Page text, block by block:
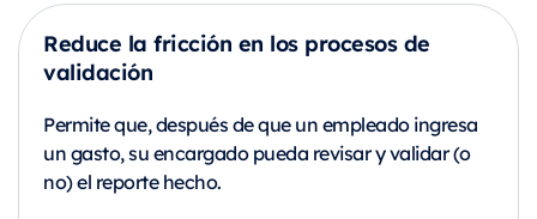
Reduce la fricción en los procesos de
validación
Permite que, después de que un empleado ingresa
un gasto, su encargado pueda revisar y validar (o
no) el reporte hecho.